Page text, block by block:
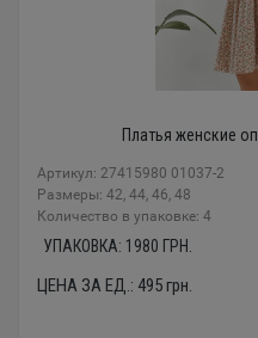
Платья женские
Артикул: 27415980 01037-2
Размеры: 42, 44, 46, 48
Количество в упаковке: 4
УПАКОВКА: 1980 ГРН.
ЦЕНА ЗА ЕД.: 495грн.